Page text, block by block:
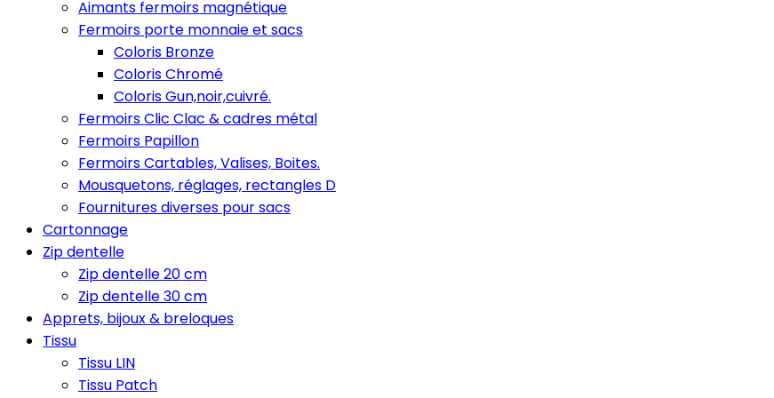
Aimants fermoirs magnétique
Fermoirs porte monnaie et sacs
Coloris Bronze
Coloris Chromé
Coloris Gun,noir,cuivré.
Fermoirs Clic Clac & cadres métal
Fermoirs Papillon
Fermoirs Cartables, Valises, Boites.
Mousquetons, réglages, rectangles D
Fournitures diverses pour sacs
Cartonnage
Zip dentelle
Zip dentelle 20 cm
Zip dentelle 30 cm
Apprets, bijoux & breloques
Tissu
Tissu LIN
Tissu Patch